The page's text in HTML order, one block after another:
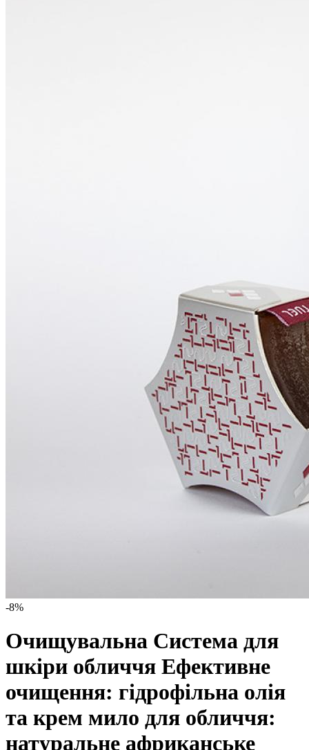
-8%
Очищувальна Система для
шкіри обличчя Ефективне
очищення: гідрофільна олія
та крем мило для обличчя:
натуральне африканське